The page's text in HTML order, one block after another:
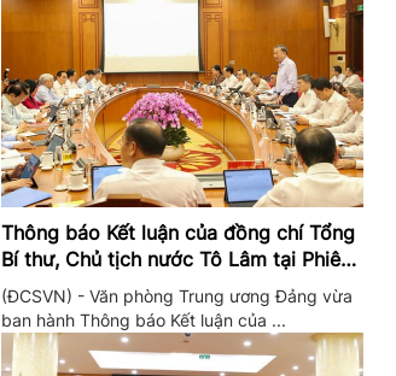
Thông báo Kết luận của đồng chí Tổng
Bí thư, Chủ tịch nước Tô Lâm tại Phiên
họp Ban Chỉ đạo Trung ương thực hiện
Nghị quyết 57
(ĐCSVN) - Văn phòng Trung ương Đảng vừa
ban hành Thông báo Kết luận của ...